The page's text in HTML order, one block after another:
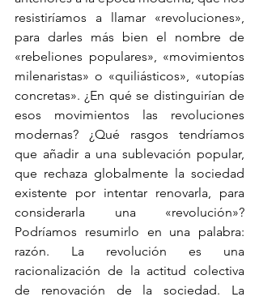
resistiríamos a llamar «revoluciones»,
para darles más bien el nombre de
«rebeliones populares», «movimientos
milenaristas» o «quiliásticos», «utopías
concretas». ¿En qué se distinguirían de
esos movimientos las revoluciones
modernas? ¿Qué rasgos tendríamos
que añadir a una sublevación popular,
que rechaza globalmente la sociedad
existente por intentar renovarla, para
considerarla una «revolución»?
Podríamos resumirlo en una palabra:
razón. La revolución es una
racionalización de la actitud colectiva
de renovación de la sociedad. La